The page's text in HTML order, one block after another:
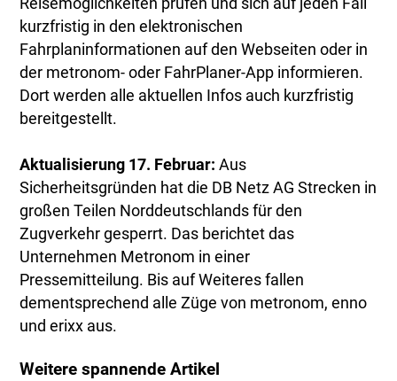
kurzfristig in den elektronischen
Fahrplaninformationen auf den Webseiten oder in
der metronom- oder FahrPlaner-App informieren.
Dort werden alle aktuellen Infos auch kurzfristig
bereitgestellt.
Aktualisierung 17. Februar: Aus
Sicherheitsgründen hat die DB Netz AG Strecken in
großen Teilen Norddeutschlands für den
Zugverkehr gesperrt. Das berichtet das
Unternehmen Metronom in einer
Pressemitteilung. Bis auf Weiteres fallen
dementsprechend alle Züge von metronom, enno
und erixx aus.
Weitere spannende Artikel